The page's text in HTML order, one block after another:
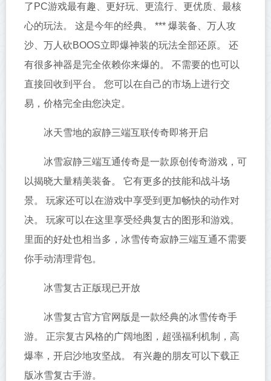
了PC游戏最有趣、更好玩、更流行、更优质、最核
心的玩法。 这是今年的经典。 *** 爆装备、万人攻
沙、万人砍BOOS立即爆神装的玩法全部还原。 还
有很多神器是完全依赖你来爆的。 不需要的也可以
直接回收到平台。 您可以在自己的市场上进行交
易，价格完全由您决定。
冰天雪地的寂静三端互联传奇即将开启
冰雪寂静三端互通传奇是一款原创传奇游戏，可
以揭晓大量精美装备。 它有更多的技能和战斗场
景。 玩家还可以在游戏中享受到更加畅快的动作对
决。 玩家可以在这里享受经典复古的图形和游戏。
里面的好处也相当多，冰雪传奇寂静三端互通不需要
你手动清理背包。
冰雪复古正版现已开放
冰雪复古官方官网版是一款经典的冰雪传奇手
游。 正宗复古风格的广阔地图，超强福利机制，高
爆率，开启沙地攻坚战。 有兴趣的朋友可以下载正
版冰雪复古手游。